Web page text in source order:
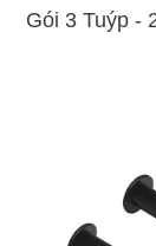
Gói 3 Tuýp -